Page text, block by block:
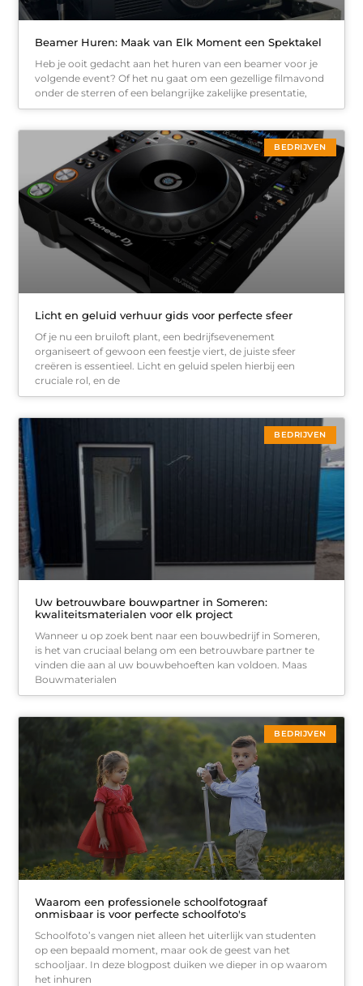
Beamer Huren: Maak van Elk Moment een Spektakel
Heb je ooit gedacht aan het huren van een beamer voor je
volgende event? Of het nu gaat om een gezellige filmavond
onder de sterren of een belangrijke zakelijke presentatie,
BEDRIJVEN
Licht en geluid verhuur gids voor perfecte sfeer
Of je nu een bruiloft plant, een bedrijfsevenement
organiseert of gewoon een feestje viert, de juiste sfeer
creëren is essentieel. Licht en geluid spelen hierbij een
cruciale rol, en de
BEDRIJVEN
Uw betrouwbare bouwpartner in Someren:
kwaliteitsmaterialen voor elk project
Wanneer u op zoek bent naar een bouwbedrijf in Someren,
is het van cruciaal belang om een betrouwbare partner te
vinden die aan al uw bouwbehoeften kan voldoen. Maas
Bouwmaterialen
BEDRIJVEN
Waarom een professionele schoolfotograaf
onmisbaar is voor perfecte schoolfoto's
Schoolfoto’s vangen niet alleen het uiterlijk van studenten
op een bepaald moment, maar ook de geest van het
schooljaar. In deze blogpost duiken we dieper in op waarom
het inhuren